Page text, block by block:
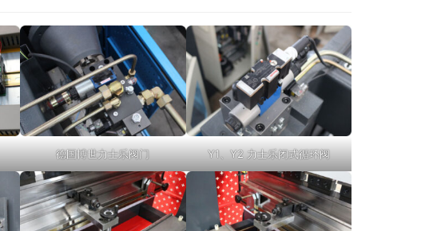
德国博世力士乐阀门 Y1、Y2 力士乐闭式循环阀